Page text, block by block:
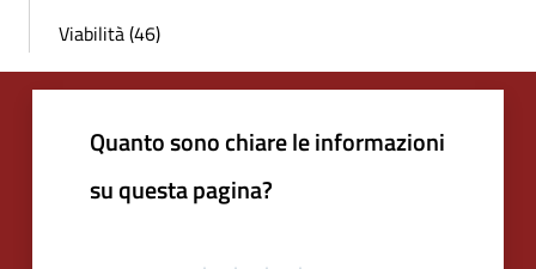
Viabilità (46)
Quanto sono chiare le informazioni
su questa pagina?